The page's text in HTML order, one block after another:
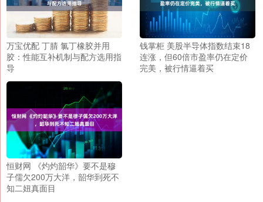
万宝优配 丁腈 氯丁橡胶并用
胶：性能互补机制与配方选用指
导
钱掌柜 美股半导体指数结束18
连涨，但60倍市盈率仍在定价
完美，被行情逼着买
恒财网 《灼灼韶华》要不是穆
子儒欠200万大洋，韶华到死不
知二妞真面目